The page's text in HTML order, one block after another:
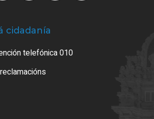
cidadanía
telefónica 010